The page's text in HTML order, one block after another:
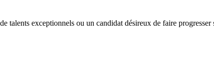
talents exceptionnels ou un candidat désireux de faire